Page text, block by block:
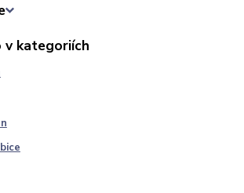
v kategoriích